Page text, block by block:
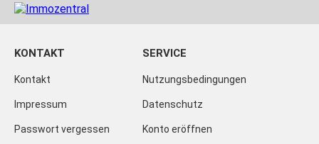
KONTAKT
Kontakt
Impressum
Passwort vergessen
SERVICE
Nutzungsbedingungen
Datenschutz
Konto eröffnen